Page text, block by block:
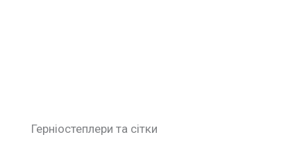
Герніостеплери та сітки